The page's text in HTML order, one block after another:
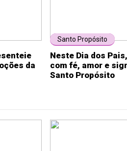
da
Santo Propósito
Neste Dia dos
com fé, amor e
Santo Propósito